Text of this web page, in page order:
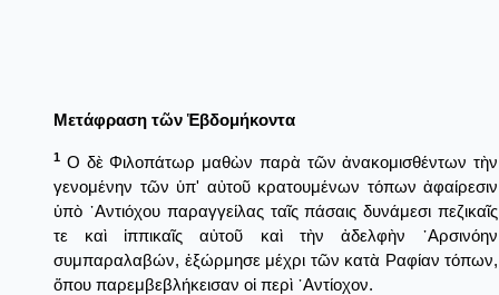
Μετάφραση τῶν Ἑβδομήκοντα
1 Ο δὲ Φιλοπάτωρ μαθὼν παρὰ τῶν ἀνακομισθέντων τὴν
γενομένην τῶν ὑπ' αὐτοῦ κρατουμένων τόπων ἀφαίρεσιν
ὑπὸ ᾿Αντιόχου παραγγείλας ταῖς πάσαις δυνάμεσι πεζικαῖς
τε καὶ ἱππικαῖς αὐτοῦ καὶ τὴν ἀδελφὴν ᾿Αρσινόην
συμπαραλαβών, ἐξώρμησε μέχρι τῶν κατὰ Ραφίαν τόπων,
ὅπου παρεμβεβλήκεισαν οἱ περὶ ᾿Αντίοχον.